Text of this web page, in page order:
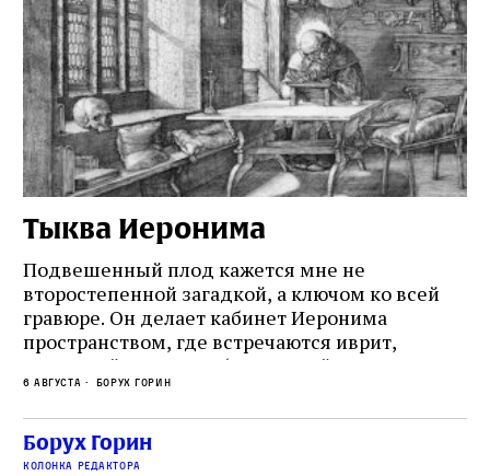
Тыква Иеронима
Подвешенный плод кажется мне не
второстепенной загадкой, а ключом ко всей
гравюре. Он делает кабинет Иеронима
пространством, где встречаются иврит,
греческий и латынь; буквальный смысл и
церковная традиция; филологическая
точность и понятность; переводчик,
убеждённый в необходимости исправления, и
читатель, воспринимающий исправление как
6 августа Борух Горин
Борух Горин
колонка редактора